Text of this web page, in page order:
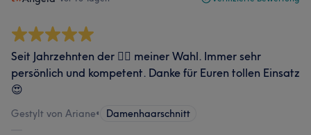
Seit Jahrzehnten der 💇‍♀️ meiner Wahl. Immer sehr
persönlich und kompetent. Danke für Euren tollen Einsatz
😍
Gestylt von Ariane• Damenhaarschnitt